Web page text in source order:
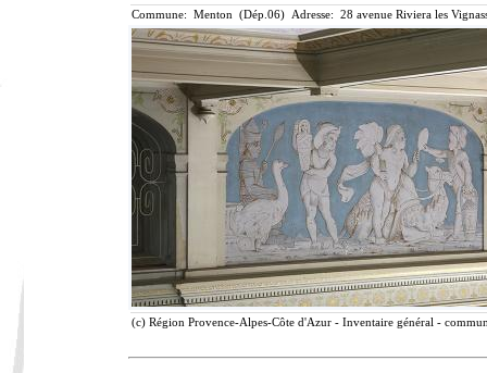
Commune: Menton (Dép.06) Adresse: 28 avenue Riviera les
(c) Région Provence-Alpes-Côte d'Azur - Inventaire général -